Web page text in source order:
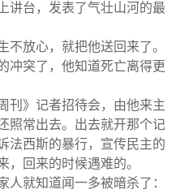
讲台，发表了气壮山河的最
不放心，就把他送回来了。
冲突了，他知道死亡离得更
刊》记者招待会，由他来主
照常出去。出去就开那个记
法西斯的暴行，宣传民主的
，回来的时候遇难的。
人就知道闻一多被暗杀了：